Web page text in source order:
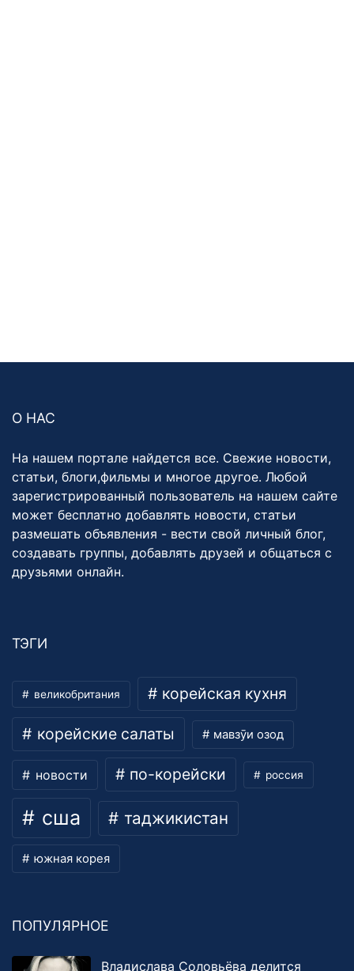
О НАС
На нашем портале найдется все. Свежие новости,
статьи, блоги,фильмы и многое другое. Любой
зарегистрированный пользователь на нашем сайте
может бесплатно добавлять новости, статьи
размешать объявления - вести свой личный блог,
создавать группы, добавлять друзей и общаться с
друзьями онлайн.
ТЭГИ
великобритания корейская кухня
корейские салаты мавзӯи озод
новости по-корейски россия
сша таджикистан
южная корея
ПОПУЛЯРНОЕ
Владислава Соловьёва делится